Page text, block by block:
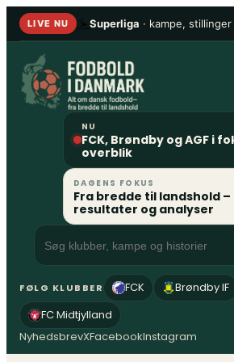
Spring
LIVE NU Superliga · kampe,
NU
FCK, Brøndby og AGF i
overblik
DAGENS FOKUS
Fra bredde til landshold
resultater og analyser
FØLG KLUBBER FCK Brøndby IF
FC Midtjylland
NyhedsbrevXFacebookInstagram